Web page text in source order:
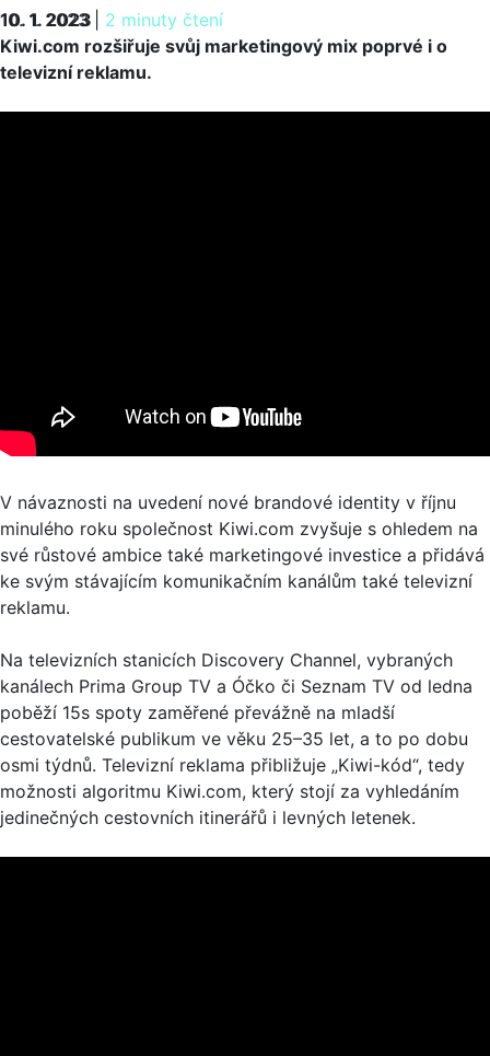
10. 1. 2023 2 minuty čtení
10. 1. 2023
Kiwi.com rozšiřuje svůj marketingový mix poprvé i o
televizní reklamu.
V návaznosti na uvedení nové brandové identity v říjnu
minulého roku společnost Kiwi.com zvyšuje s ohledem na
své růstové ambice také marketingové investice a přidává
ke svým stávajícím komunikačním kanálům také televizní
reklamu.
Na televizních stanicích Discovery Channel, vybraných
kanálech Prima Group TV a Óčko či Seznam TV od ledna
poběží 15s spoty zaměřené převážně na mladší
cestovatelské publikum ve věku 25–35 let, a to po dobu
osmi týdnů. Televizní reklama přibližuje „Kiwi-kód“, tedy
možnosti algoritmu Kiwi.com, který stojí za vyhledáním
jedinečných cestovních itinerářů i levných letenek.